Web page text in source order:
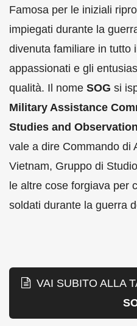
Famosa per le iniziali
impiegati durante la
divenuta familiare in tutto
appassionati e gli
qualità. Il nome SOG si
Military Assistance
Studies and
vale a dire Commando di
Vietnam, Gruppo di
le altre cose forgiava per
soldati durante la guerra
VAI SUBITO ALLA